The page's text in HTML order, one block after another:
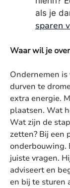
als je
sparen
Waar wil je
Ondernemen
durven te
extra energie.
plaatsen. Wat
Wat zijn de
zetten? Bij een
onderbouwing.
juiste vragen.
adviseert en
en bij te sturen